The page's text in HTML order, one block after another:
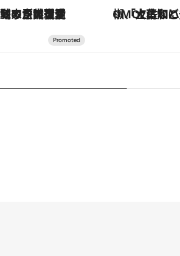
「大事なのは地域の意識を変えること」。ロレックス賞受賞の自然保護活動家が実現させたナイジェリアの自然環境の復活